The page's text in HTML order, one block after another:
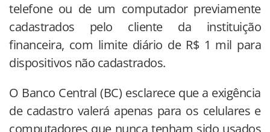
telefone ou de um computador previamente
cadastrados pelo cliente da instituição
financeira, com limite diário de R$ 1 mil para
dispositivos não cadastrados.
O Banco Central (BC) esclarece que a exigência
de cadastro valerá apenas para os celulares e
computadores que nunca tenham sido usados